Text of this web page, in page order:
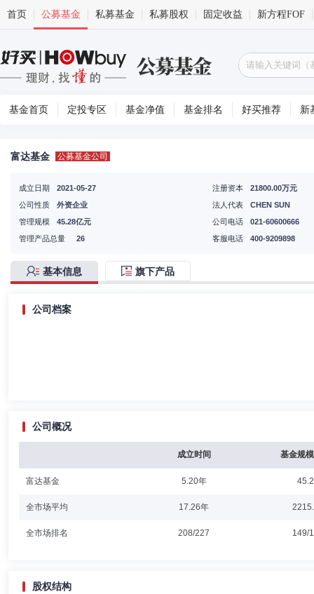
首页 公募基金 私募基金 私募股权 固定收益 新方程FOF
基金首页 定投专区 基金净值 基金排名 好买推荐 新
富达基金 公募基金公司
成立日期
2021-05-27
公司性质
外资企业
注册资本
21800.00万元
法人代表
CHEN SUN
管理规模
45.28亿元
管理产品总量
26
公司电话
021-60600666
客服电话
400-9209898
基本信息 旗下产品
公司档案
公司概况
成立时间 基金规
富达基金 5.20年
全市场平均 17.26年
全市场排名 208/227 149/
股权结构